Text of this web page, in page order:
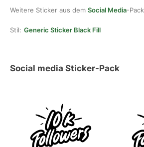
Weitere Sticker aus dem Social Media-Pack
Stil: Generic Sticker Black Fill
Social media Sticker-Pack